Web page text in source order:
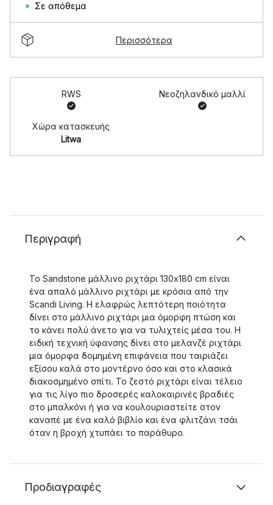
Σε απόθεμα
Περισσότερα
RWS Νεοζηλανδικό μαλλί
Χώρα κατασκευής
Litwa
Περιγραφή
Το Sandstone μάλλινο ριχτάρι 130x180 cm είναι
ένα απαλό μάλλινο ριχτάρι με κρόσια από την
Scandi Living. Η ελαφρώς λεπτότερη ποιότητα
δίνει στο μάλλινο ριχτάρι μια όμορφη πτώση και
το κάνει πολύ άνετο για να τυλιχτείς μέσα του. Η
ειδική τεχνική ύφανσης δίνει στο μελανζέ ριχτάρι
μια όμορφα δομημένη επιφάνεια που ταιριάζει
εξίσου καλά στο μοντέρνο όσο και στο κλασικά
διακοσμημένο σπίτι. Το ζεστό ριχτάρι είναι τέλειο
για τις λίγο πιο δροσερές καλοκαιρινές βραδιές
στο μπαλκόνι ή για να κουλουριαστείτε στον
καναπέ με ένα καλό βιβλίο και ένα φλιτζάνι τσάι
όταν η βροχή χτυπάει το παράθυρο.
Προδιαγραφές